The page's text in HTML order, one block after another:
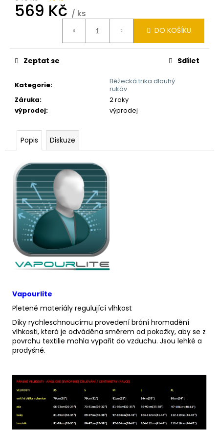
569 Kč / ks
DO KOŠÍKU
Kategorie:
Běžecká trika dlouhý
rukáv
Záruka:
2 roky
výprodej: výprodej
Zeptat se Sdílet
Popis Diskuze
Vapourlite
Pletené materiály regulující vlhkost
Díky rychleschnoucímu provedení brání hromadění
vlhkosti, která je odváděna směrem od pokožky, aby se z
povrchu textilie mohla vypařit do vzduchu. Jsou lehké a
prodyšné.